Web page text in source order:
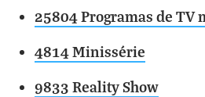
25804 Programas de TV
4814 Minissérie
9833 Reality Show